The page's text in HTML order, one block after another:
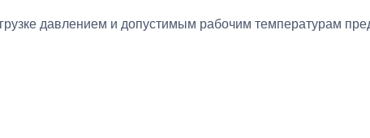
давлением и допустимым рабочим температурам